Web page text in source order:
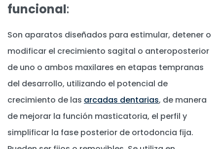
funcional:
Son aparatos diseñados para estimular, detener o
modificar el crecimiento sagital o anteroposterior
de uno o ambos maxilares en etapas tempranas
del desarrollo, utilizando el potencial de
crecimiento de las arcadas dentarias, de manera
de mejorar la función masticatoria, el perfil y
simplificar la fase posterior de ortodoncia fija.